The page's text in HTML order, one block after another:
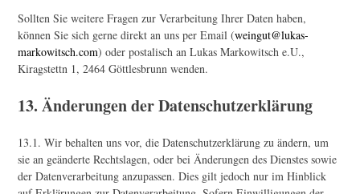
Sollten Sie weitere Fragen zur Verarbeitung Ihrer Daten haben,
können Sie sich gerne direkt an uns per Email (weingut@lukas-
markowitsch.com) oder postalisch an Lukas Markowitsch e.U.,
Kiragstettn 1, 2464 Göttlesbrunn wenden.
13. Änderungen der Datenschutzerklärung
13.1. Wir behalten uns vor, die Datenschutzerklärung zu ändern, um
sie an geänderte Rechtslagen, oder bei Änderungen des Dienstes sowie
der Datenverarbeitung anzupassen. Dies gilt jedoch nur im Hinblick